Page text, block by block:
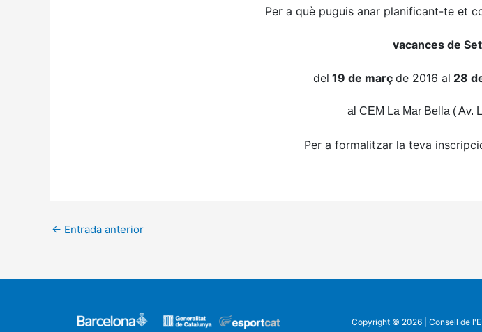
Per a què puguis anar planificant-te et
vacances de
del 19 de març de 2016 al 28
al CEM La Mar Bella ( Av.
Per a formalitzar la teva
← Entrada anterior
Copyright © 2026 | Consell de